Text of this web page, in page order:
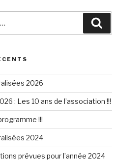
2026
: Les 10 ans de l’association !!!
!!!
2024
prévues pour l’année 2024